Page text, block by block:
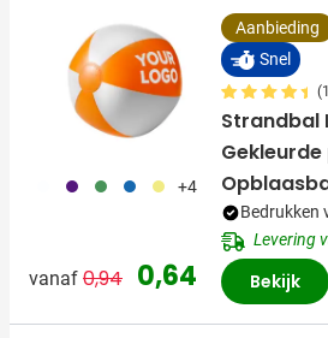
024 004 005 006 +4
vanaf Normale prijs
0,94 Speciale prijs
0,64
Aanbieding
Snel
Strandbal
Bedrukken
Levering
Bekijk